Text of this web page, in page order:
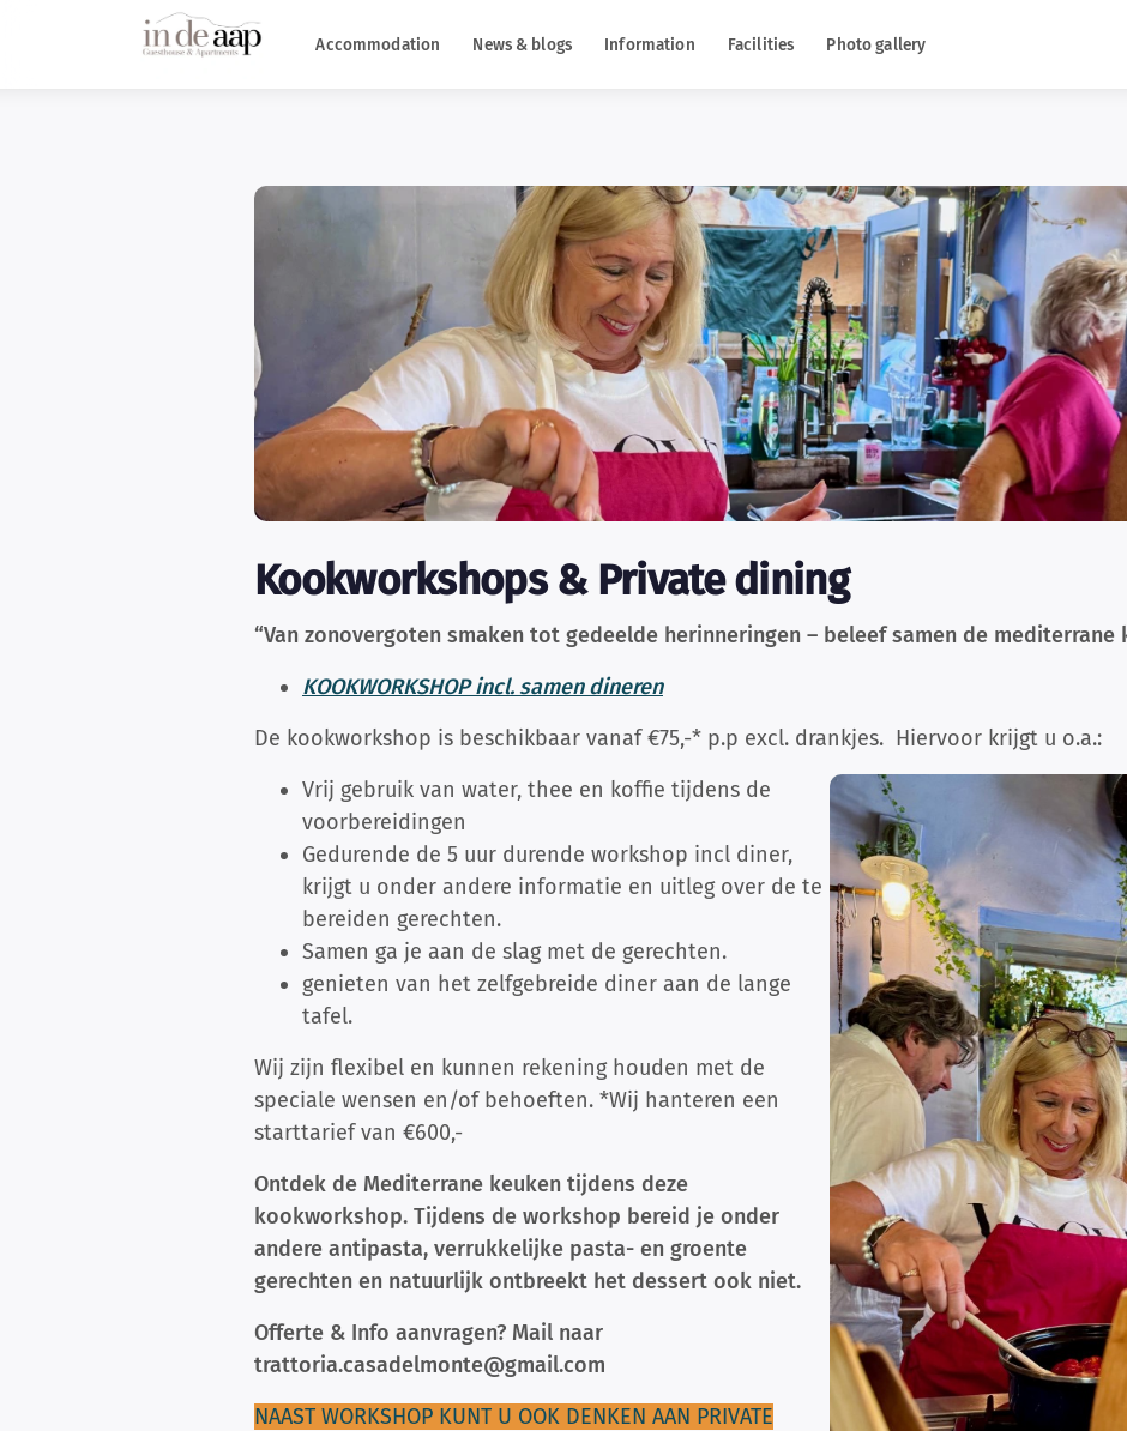
Accommodation News & blogs Information Facilities Photo gallery
Kookworkshops & Private dining
“Van zonovergoten smaken tot gedeelde herinneringen – beleef samen de mediterrane
KOOKWORKSHOP incl. samen dineren
De kookworkshop is beschikbaar vanaf €75,-* p.p excl. drankjes. Hiervoor krijgt u o.a.:
Vrij gebruik van water, thee en koffie tijdens de
voorbereidingen
Gedurende de 5 uur durende workshop incl diner,
krijgt u onder andere informatie en uitleg over de te
bereiden gerechten.
Samen ga je aan de slag met de gerechten.
genieten van het zelfgebreide diner aan de lange
tafel.
Wij zijn flexibel en kunnen rekening houden met de
speciale wensen en/of behoeften. *Wij hanteren een
starttarief van €600,-
Ontdek de Mediterrane keuken tijdens deze
kookworkshop. Tijdens de workshop bereid je onder
andere antipasta, verrukkelijke pasta- en groente
gerechten en natuurlijk ontbreekt het dessert ook niet.
Offerte & Info aanvragen? Mail naar
trattoria.casadelmonte@gmail.com
NAAST WORKSHOP KUNT U OOK DENKEN AAN PRIVATE